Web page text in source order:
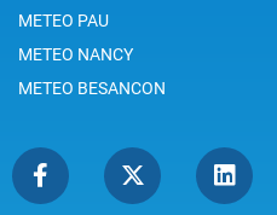
METEO PAU
METEO NANCY
METEO BESANCON